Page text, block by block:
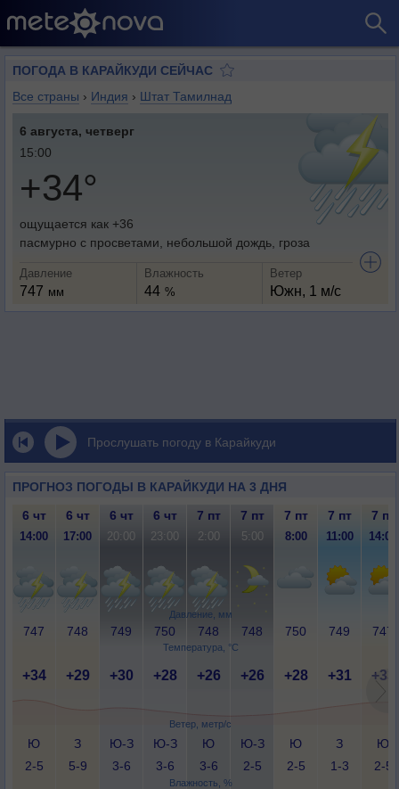
ПОГОДА В КАРАЙКУДИ СЕЙЧАС
Все страны › Индия › Штат Тамилнад
6 августа, четверг
15:00
+34°
ощущается как +36
пасмурно с просветами, небольшой дождь, гроза
Давление
747 мм
Влажность
44 %
Ветер
Южн, 1 м/с
Прослушать погоду в Карайкуди
ПРОГНОЗ ПОГОДЫ В КАРАЙКУДИ НА 3 ДНЯ
Давление, мм
Температура, °C
Ветер, метр/с
Влажность, %
6 чт 6 чт 6 чт 6 чт 7 пт 7 пт 7 пт 7 пт 7 пт
14:00 17:00 20:00 23:00 2:00 5:00 8:00 11:00 14:00
747 748 749 750 748 748 750 749 747
+34 +29 +30 +28 +26 +26 +28 +31 +33
Ю
2-5
З
5-9
Ю-З
3-6
Ю-З
3-6
Ю
3-6
Ю-З
2-5
Ю
2-5
З
1-3
Ю
2-5